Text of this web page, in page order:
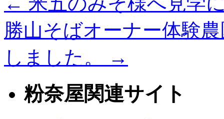
勝山そばオーナー体験
しました。
→
粉奈屋関連サイト